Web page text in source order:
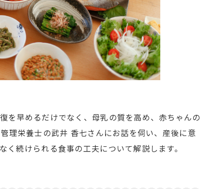
を早めるだけでなく、母乳の質を高め、赤ちゃんの
理栄養士の武井 香七さんにお話を伺い、産後に意
続けられる食事の工夫について解説します。